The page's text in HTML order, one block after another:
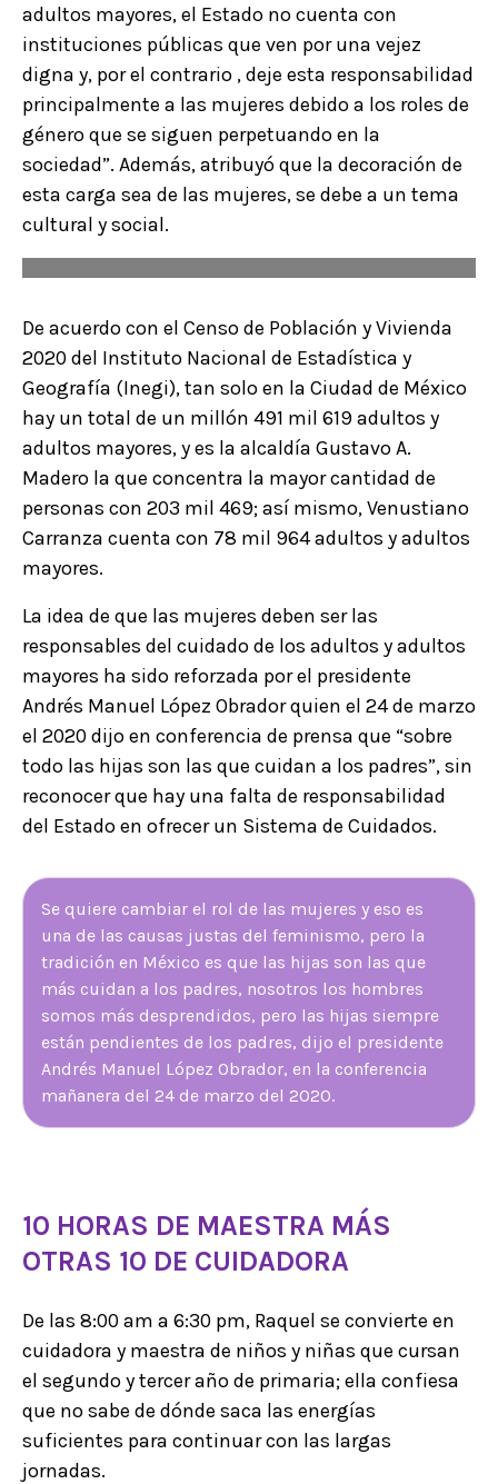
adultos mayores, el Estado no cuenta con
instituciones públicas que ven por una vejez
digna y, por el contrario , deje esta responsabilidad
principalmente a las mujeres debido a los roles de
género que se siguen perpetuando en la
sociedad”. Además, atribuyó que la decoración de
esta carga sea de las mujeres, se debe a un tema
cultural y social.
De acuerdo con el Censo de Población y Vivienda
2020 del Instituto Nacional de Estadística y
Geografía (Inegi), tan solo en la Ciudad de México
hay un total de un millón 491 mil 619 adultos y
adultos mayores, y es la alcaldía Gustavo A.
Madero la que concentra la mayor cantidad de
personas con 203 mil 469; así mismo, Venustiano
Carranza cuenta con 78 mil 964 adultos y adultos
mayores.
La idea de que las mujeres deben ser las
responsables del cuidado de los adultos y adultos
mayores ha sido reforzada por el presidente
Andrés Manuel López Obrador quien el 24 de marzo
el 2020 dijo en conferencia de prensa que “sobre
todo las hijas son las que cuidan a los padres”, sin
reconocer que hay una falta de responsabilidad
del Estado en ofrecer un Sistema de Cuidados.
Se quiere cambiar el rol de las mujeres y eso es
una de las causas justas del feminismo, pero la
tradición en México es que las hijas son las que
más cuidan a los padres, nosotros los hombres
somos más desprendidos, pero las hijas siempre
están pendientes de los padres, dijo el presidente
Andrés Manuel López Obrador, en la conferencia
mañanera del 24 de marzo del 2020.
10 HORAS DE MAESTRA MÁS
OTRAS 10 DE CUIDADORA
De las 8:00 am a 6:30 pm, Raquel se convierte en
cuidadora y maestra de niños y niñas que cursan
el segundo y tercer año de primaria; ella confiesa
que no sabe de dónde saca las energías
suficientes para continuar con las largas
jornadas.